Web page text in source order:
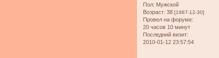
Пол: Мужской
Возраст: 38 [1987-12-30]
Провел на форуме:
20 часов 10 минут
Последний визит:
2010-01-12 23:57:54